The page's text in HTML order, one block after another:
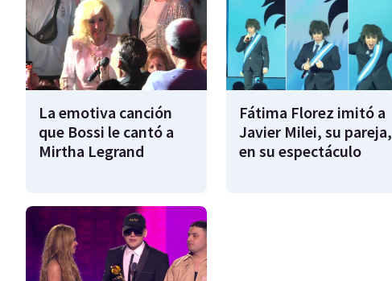
La emotiva canción
que Bossi le cantó a
Mirtha Legrand
Fátima Florez imitó a
Javier Milei, su pareja,
en su espectáculo